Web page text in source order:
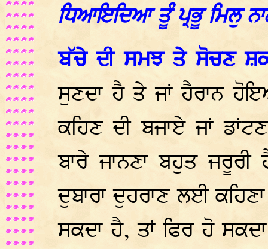
ਧਿਆਇਦਿਆ ਤੂੰ ਪ੍ਰਭੂ ਮਿਲੁ
ਬੱਚੇ ਦੀ ਸਮਝ ਤੇ ਸੋਚਣ
ਸੁਣਦਾ ਹੈ ਤੇ ਜਾਂ ਹੈਰਾਨ
ਕਹਿਣ ਦੀ ਬਜਾਏ ਜਾਂ
ਬਾਰੇ ਜਾਨਣਾ ਬਹੁਤ
ਦੁਬਾਰਾ ਦੁਹਰਾਣ ਲਈ
ਸਕਦਾ ਹੈ, ਤਾਂ ਫਿਰ ਹੋ